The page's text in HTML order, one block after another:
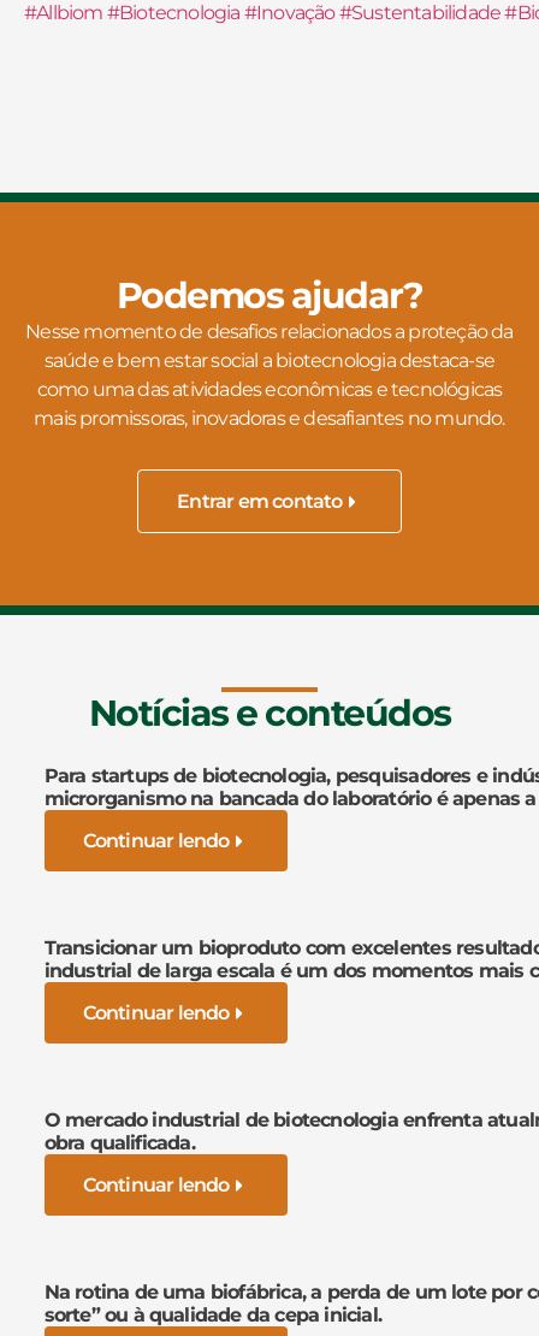
#Allbiom #Biotecnologia #Inovação#Sustentabilidade
Podemos ajudar?
Nesse momento de desafios relacionados a proteção da
saúde e bem estar social a biotecnologia destaca-se
como uma das atividades econômicas e tecnológicas
mais promissoras, inovadoras e desafiantes no mundo.
Entrar em contato
Notícias e conteúdos
Para startups de biotecnologia, pesquisadores e
microrganismo na bancada do laboratório é apenas
Continuar lendo
Transicionar um bioproduto com excelentes
industrial de larga escala é um dos momentos mais
Continuar lendo
O mercado industrial de biotecnologia enfrenta
obra qualificada.
Continuar lendo
Na rotina de uma biofábrica, a perda de um lote por
sorte” ou à qualidade da cepa inicial.